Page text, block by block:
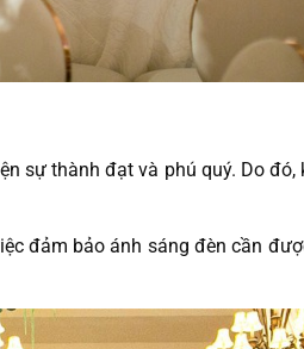
sự thành đạt và phú quý. Do
đảm bảo ánh sáng đèn cần